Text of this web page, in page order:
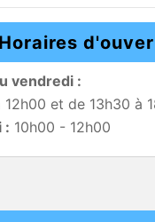
Horaires
vendredi :
12h00 et de 13h30 à
: 10h00 - 12h00